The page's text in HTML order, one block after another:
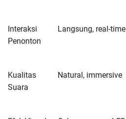
Interaksi
Penonton
Langsung, real-time
Kualitas
Suara
Natural, immersive